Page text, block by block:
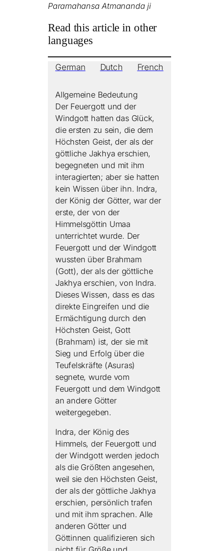
Paramahansa Atmananda ji
Read this article in other
languages
German Dutch French
Allgemeine Bedeutung
Der Feuergott und der
Windgott hatten das Glück,
die ersten zu sein, die dem
Höchsten Geist, der als der
göttliche Jakhya erschien,
begegneten und mit ihm
interagierten; aber sie hatten
kein Wissen über ihn. Indra,
der König der Götter, war der
erste, der von der
Himmelsgöttin Umaa
unterrichtet wurde. Der
Feuergott und der Windgott
wussten über Brahmam
(Gott), der als der göttliche
Jakhya erschien, von Indra.
Dieses Wissen, dass es das
direkte Eingreifen und die
Ermächtigung durch den
Höchsten Geist, Gott
(Brahmam) ist, der sie mit
Sieg und Erfolg über die
Teufelskräfte (Asuras)
segnete, wurde vom
Feuergott und dem Windgott
an andere Götter
weitergegeben.
Indra, der König des
Himmels, der Feuergott und
der Windgott werden jedoch
als die Größten angesehen,
weil sie den Höchsten Geist,
der als der göttliche Jakhya
erschien, persönlich trafen
und mit ihm sprachen. Alle
anderen Götter und
Göttinnen qualifizieren sich